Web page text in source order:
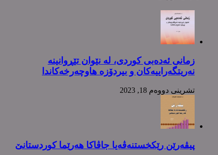
زمانی ئەدەبی کوردی، لە نێوان تێڕوانینە
نەریتگەراییەکان و بیردۆزە هاوچەرخەکاندا
تشرینی دووه‌م 18, 2023
پیڤەرێن رێکخستنەڤەیا جاڤاکا هەرێما کوردستانێ